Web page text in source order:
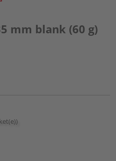
mm blank (60 g)